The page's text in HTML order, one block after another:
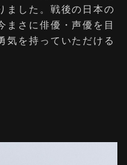
ました。戦後の日本の
まさに俳優・声優を目
気を持っていただける